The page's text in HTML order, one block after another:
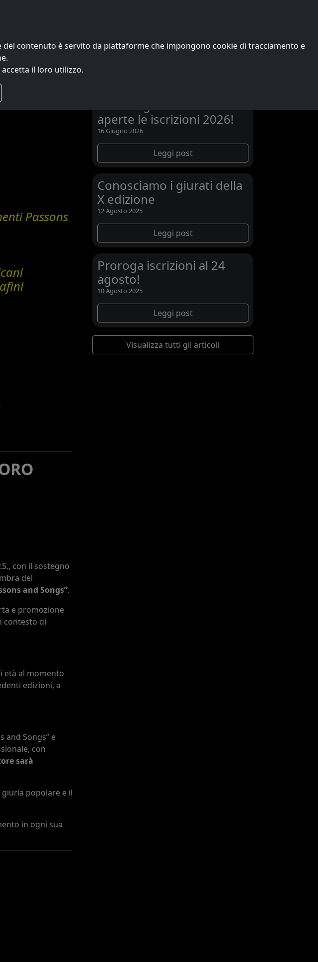
contenuto è servito da piattaforme che impongono cookie di tracciamento e
il loro utilizzo.
Passons
con il sostegno
del
and Songs”.
e promozione
contesto di
età al momento
edizioni, a
and Songs” e
con
sarà
popolare e il
in ogni sua
aperte le iscrizioni 2026!
16 Giugno 2026
Leggi post
Conosciamo i giurati della
X edizione
12 Agosto 2025
Leggi post
Proroga iscrizioni al 24
agosto!
10 Agosto 2025
Leggi post
Visualizza tutti gli articoli